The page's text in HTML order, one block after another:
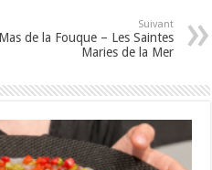
Suivant
Mas de la Fouque – Les Saintes
Maries de la Mer